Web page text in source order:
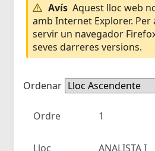
Avís Aquest lloc web
amb Internet Explorer. Per
servir un navegador
seves darreres versions.
Ordenar
Ordre 1
Lloc
ANALISTA I